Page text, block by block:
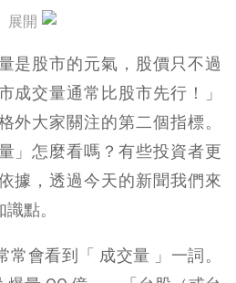
展開
是股市的元氣，股價只不過
成交量通常比股市先行！」
外大家關注的第二個指標。
」怎麼看嗎？有些投資者更
據，透過今天的新聞我們來
點。
常會看到「 成交量 」一詞。